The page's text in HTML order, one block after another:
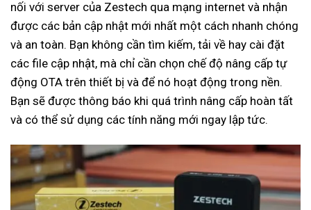
nối với server của Zestech qua mạng internet và nhận
được các bản cập nhật mới nhất một cách nhanh chóng
và an toàn. Bạn không cần tìm kiếm, tải về hay cài đặt
các file cập nhật, mà chỉ cần chọn chế độ nâng cấp tự
động OTA trên thiết bị và để nó hoạt động trong nền.
Bạn sẽ được thông báo khi quá trình nâng cấp hoàn tất
và có thể sử dụng các tính năng mới ngay lập tức.